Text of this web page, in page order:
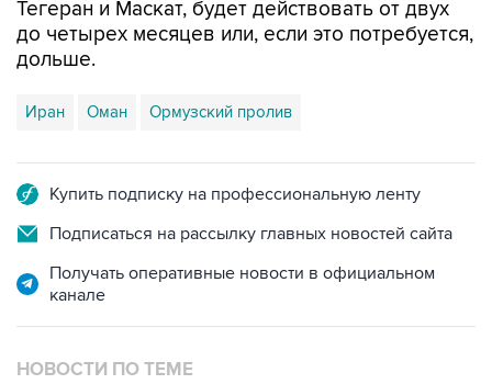
дольше.
Иран Оман
Подписаться на рассылку главных новостей сайта
Получать оперативные новости в официальном
канале
НОВОСТИ ПО ТЕМЕ
5 августа 15:25